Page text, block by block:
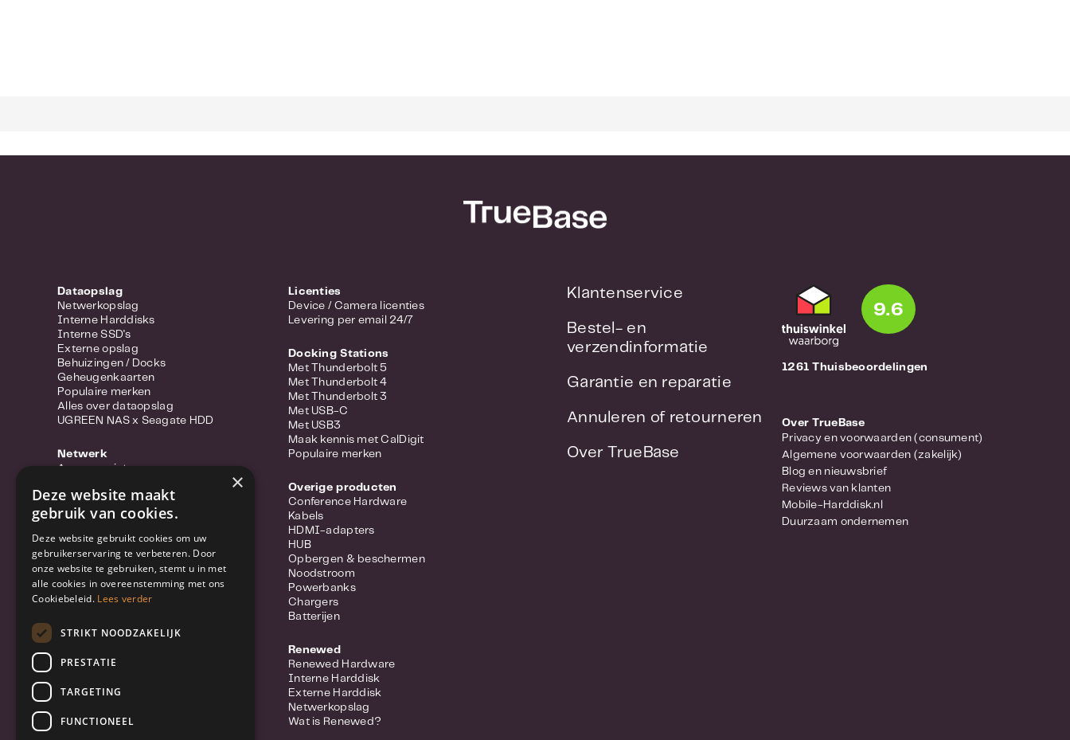
Dataopslag
Netwerkopslag
Interne Harddisks
Interne SSD's
Externe opslag
Behuizingen / Docks
Geheugenkaarten
Populaire merken
Alles over dataopslag
UGREEN NAS x Seagate HDD
Netwerk
Access points
Power-over-ethernet
Range extenders
Converter
Switches
Wifi-adapters
Netwerkkabels
Netwerk accessoires
Beveiliging
Netwerkvideorecorders (NVR)
Licenties
Licenties
Device / Camera licenties
Levering per email 24/7
Docking Stations
Met Thunderbolt 5
Met Thunderbolt 4
Met Thunderbolt 3
Met USB-C
Met USB3
Maak kennis met CalDigit
Populaire merken
Overige producten
Conference Hardware
Kabels
HDMI-adapters
HUB
Opbergen & beschermen
Noodstroom
Powerbanks
Chargers
Batterijen
Renewed
Renewed Hardware
Interne Harddisk
Externe Harddisk
Netwerkopslag
Wat is Renewed?
Klantenservice
Bestel- en
verzendinformatie
Garantie en reparatie
Annuleren of retourneren
Over TrueBase
9.6
1261 Thuisbeoordelingen
Over TrueBase
Privacy en voorwaarden (consument)
Algemene voorwaarden (zakelijk)
Blog en nieuwsbrief
Reviews van klanten
Mobile-Harddisk.nl
Duurzaam ondernemen
×
Deze website maakt
gebruik van cookies.
Deze website gebruikt cookies om uw
gebruikerservaring te verbeteren. Door
onze website te gebruiken, stemt u in met
alle cookies in overeenstemming met ons
Cookiebeleid. Lees verder
STRIKT NOODZAKELIJK
PRESTATIE
TARGETING
FUNCTIONEEL